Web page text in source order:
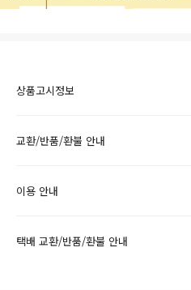
상품고시정보
교환/반품/환불 안내
이용 안내
택배 교환/반품/환불 안내